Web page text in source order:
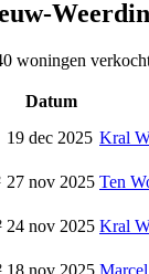
woningen
Datum
19 dec 2025 Kral
27 nov 2025 Ten
24 nov 2025 Kral
18 nov 2025